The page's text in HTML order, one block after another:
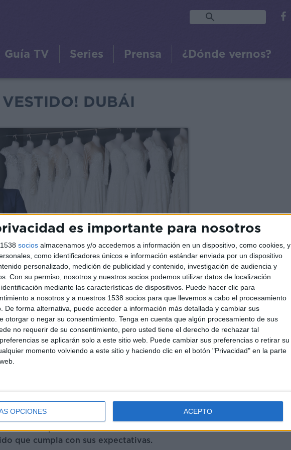
es importante para nosotros
socios almacenamos y/o accedemos a información en un dispositivo, como cookies, y
como identificadores únicos e información estándar enviada por un dispositivo
personalizado, medición de publicidad y contenido, investigación de audiencia y
Con su permiso, nosotros y nuestros socios podemos utilizar datos de localización
mediante las características de dispositivos. Puede hacer clic para
a nosotros y a nuestros 1538 socios para que llevemos a cabo el procesamiento
De forma alternativa, puede acceder a información más detallada y cambiar sus
otorgar o negar su consentimiento. Tenga en cuenta que algún procesamiento de sus
no requerir de su consentimiento, pero usted tiene el derecho de rechazar tal
se aplicarán solo a este sitio web. Puede cambiar sus preferencias o retirar su
momento volviendo a este sitio y haciendo clic en el botón "Privacidad" en la parte
OPCIONES ACEPTO
Guía TV Series Prensa ¿Dónde vernos?
DUBÁI
de cada novia y asesorarlas enla elección
quiero ese vestido! Dubai
, uno de los ateliers más prestigiosos
de todas partes del mundoacuden con la
que cumpla con sus expectativas.